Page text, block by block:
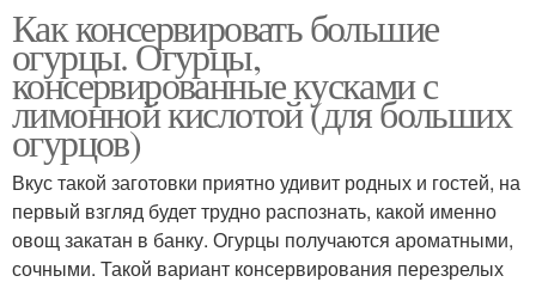
Как консервировать большие
огурцы. Огурцы,
консервированные кусками с
лимонной кислотой (для больших
огурцов)
Вкус такой заготовки приятно удивит родных и гостей, на
первый взгляд будет трудно распознать, какой именно
овощ закатан в банку. Огурцы получаются ароматными,
сочными. Такой вариант консервирования перезрелых